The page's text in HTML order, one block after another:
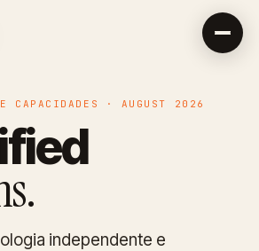
CAPACIDADES · AUGUST 2026
independente e